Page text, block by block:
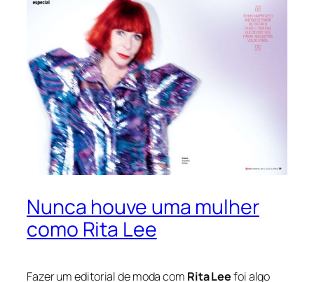
Nunca houve uma mulher
como Rita Lee
Fazer um editorial de moda com Rita Leefoi algo